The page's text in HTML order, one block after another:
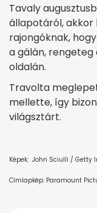
Tavaly
állapotáról, akkor
rajongóknak,
a gálán,
oldalán.
Travolta
mellette, így
világsztárt.
Képek: John Sciulli / Getty
Címlapkép: Paramount